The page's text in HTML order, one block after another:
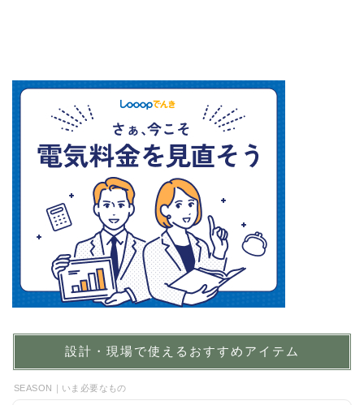
設計・現場で使えるおすすめアイテム
SEASON｜いま必要なもの